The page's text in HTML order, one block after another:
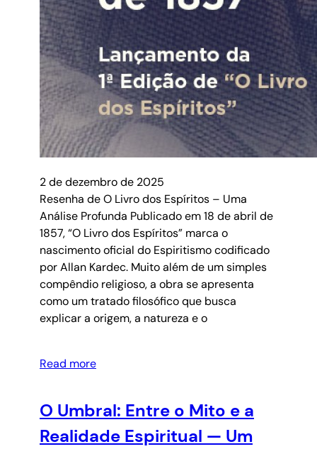
2 de dezembro de 2025
Resenha de O Livro dos Espíritos – Uma
Análise Profunda Publicado em 18 de abril de
1857, “O Livro dos Espíritos” marca o
nascimento oficial do Espiritismo codificado
por Allan Kardec. Muito além de um simples
compêndio religioso, a obra se apresenta
como um tratado filosófico que busca
explicar a origem, a natureza e o
Read more
O Umbral: Entre o Mito e a
Realidade Espiritual — Um